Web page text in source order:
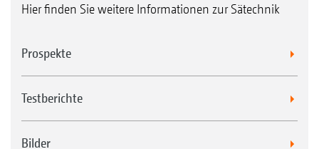
Hier finden Sie weitere Informationen zur Sätechnik
Prospekte
Testberichte
Bilder